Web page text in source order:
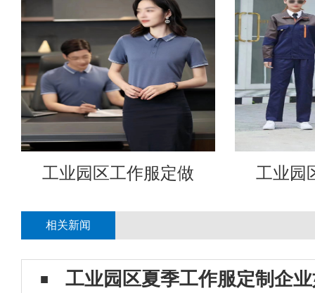
工业园区工作服定做 工业园
相关新闻
工业园区夏季工作服定制企